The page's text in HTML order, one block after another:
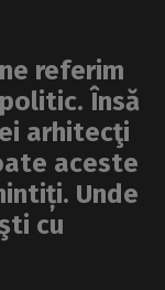
referim
Însă
arhitecţi
aceste
Unde
cu